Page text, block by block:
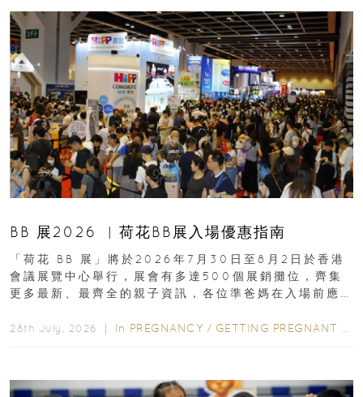
BB 展2026 ︳荷花BB展入場優惠指南
「荷花 BB 展」將於2026年7月30日至8月2日於香港
會議展覽中心舉行，展會有多達500個展銷攤位，齊集
更多最新、最齊全的親子資訊，各位準爸媽在入場前應
28th July, 2026 ｜ In PREGNANCY / GETTING PREGNANT